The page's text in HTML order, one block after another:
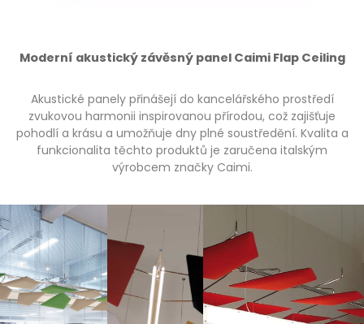
Moderní akustický závěsný panel Caimi Flap Ceiling
Akustické panely přinášejí do kancelářského prostředí
zvukovou harmonii inspirovanou přírodou, což zajišťuje
pohodlí a krásu a umožňuje dny plné soustředění. Kvalita a
funkcionalita těchto produktů je zaručena italským
výrobcem značky Caimi.